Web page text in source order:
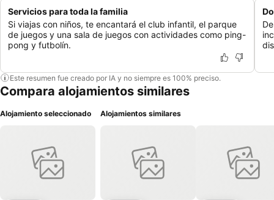
Servicios para toda la familia
Si viajas con niños, te encantará el club infantil, el parque
de juegos y una sala de juegos con actividades como ping-
pong y futbolín.
Este resumen fue creado por IA y no siempre es 100% preciso.
Compara alojamientos similares
Alojamiento seleccionado Alojamientos similares